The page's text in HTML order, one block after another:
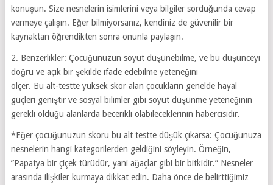
konuşun. Size nesnelerin isimlerini veya bilgiler sorduğunda cevap
vermeye çalışın. Eğer bilmiyorsanız, kendiniz de güvenilir bir
kaynaktan öğrendikten sonra onunla paylaşın.
2. Benzerlikler: Çocuğunuzun soyut düşünebilme, ve bu düşünceyi
doğru ve açık bir şekilde ifade edebilme yeteneğini
ölçer. Bu alt-testte yüksek skor alan çocukların genelde hayal
güçleri geniştir ve sosyal bilimler gibi soyut düşünme yeteneğinin
gerekli olduğu alanlarda becerikli olabileceklerinin habercisidir.
*Eğer çocuğunuzun skoru bu alt testte düşük çıkarsa: Çocuğunuza
nesnelerin hangi kategorilerden geldiğini söyleyin. Örneğin,
”Papatya bir çiçek türüdür, yani ağaçlar gibi bir bitkidir.” Nesneler
arasında ilişkiler kurmaya dikkat edin. Daha önce de belirttiğimiz